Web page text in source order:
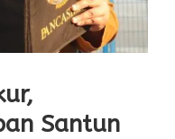
Santun